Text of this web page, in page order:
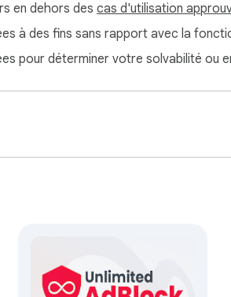
en dehors des cas d'utilisation
à des fins sans rapport avec la
pour déterminer votre solvabilité ou